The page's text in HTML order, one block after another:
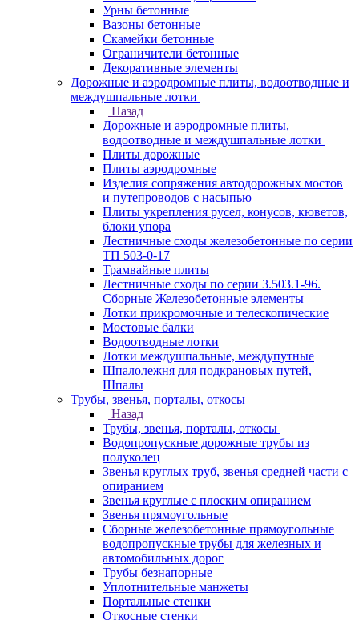
Урны бетонные
Вазоны бетонные
Скамейки бетонные
Ограничители бетонные
Декоративные элементы
Дорожные и аэродромные плиты, водоотводные и
междушпальные лотки
Назад
Дорожные и аэродромные плиты,
водоотводные и междушпальные лотки
Плиты дорожные
Плиты аэродромные
Изделия сопряжения автодорожных мостов
и путепроводов с насыпью
Плиты укрепления русел, конусов, кюветов,
блоки упора
Лестничные сходы железобетонные по серии
ТП 503-0-17
Трамвайные плиты
Лестничные сходы по серии 3.503.1-96.
Сборные Железобетонные элементы
Лотки прикромочные и телескопические
Мостовые балки
Водоотводные лотки
Лотки междушпальные, междупутные
Шпалолежня для подкрановых путей,
Шпалы
Трубы, звенья, порталы, откосы
Назад
Трубы, звенья, порталы, откосы
Водопропускные дорожные трубы из
полуколец
Звенья круглых труб, звенья средней части с
опиранием
Звенья круглые с плоским опиранием
Звенья прямоугольные
Сборные железобетонные прямоугольные
водопропускные трубы для железных и
автомобильных дорог
Трубы безнапорные
Уплотнительные манжеты
Портальные стенки
Откосные стенки